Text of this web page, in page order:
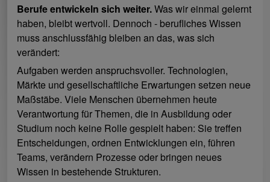
Berufe entwickeln sich weiter.Was wir einmal gelernt
haben, bleibt wertvoll. Dennoch - berufliches Wissen
muss anschlussfähig bleiben an das, was sich
verändert:
Aufgaben werden anspruchsvoller. Technologien,
Märkte und gesellschaftliche Erwartungen setzen neue
Maßstäbe. Viele Menschen übernehmen heute
Verantwortung für Themen, die in Ausbildung oder
Studium noch keine Rolle gespielt haben: Sie treffen
Entscheidungen, ordnen Entwicklungen ein, führen
Teams, verändern Prozesse oder bringen neues
Wissen in bestehende Strukturen.